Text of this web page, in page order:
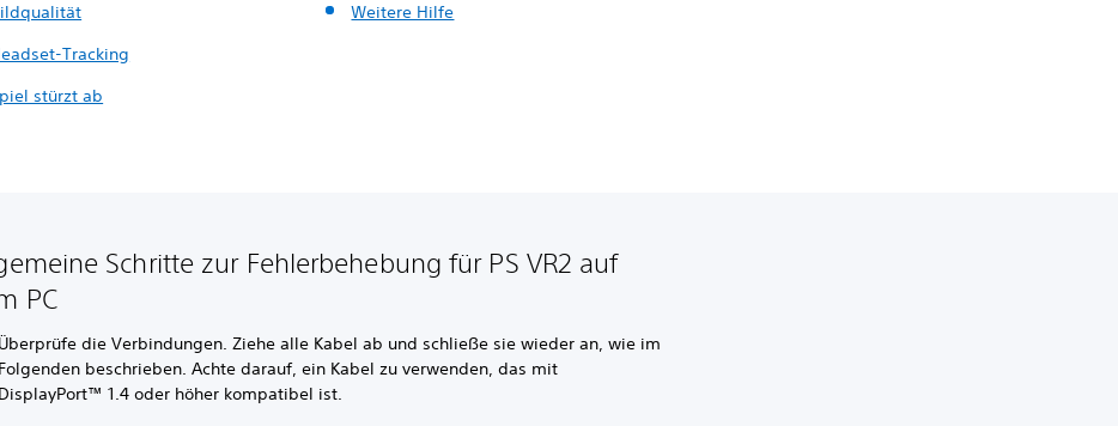
Tracking
stürzt ab
Weitere Hilfe
Schritte zur Fehlerbehebung für PS VR2 auf
PC
Überprüfe die Verbindungen. Ziehe alle Kabel ab und schließe sie wieder an, wie im
Folgenden beschrieben. Achte darauf, ein Kabel zu verwenden, das mit
DisplayPort™ 1.4 oder höher kompatibel ist.